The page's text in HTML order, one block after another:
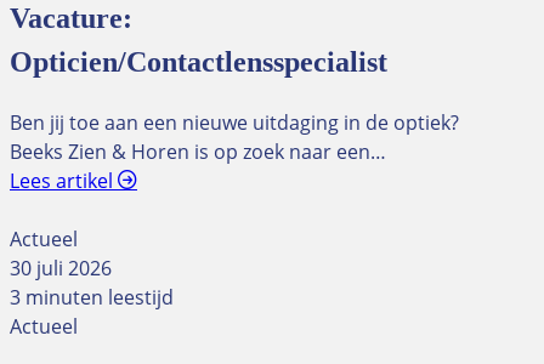
Vacature:
Opticien/Contactlensspecialist
Ben jij toe aan een nieuwe uitdaging in de optiek?
Beeks Zien & Horen is op zoek naar een…
Lees artikel
Actueel
30 juli 2026
3 minuten leestijd
Actueel